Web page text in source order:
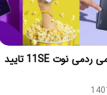
قیمت شیائومی ردمی نوت 11SE تایید